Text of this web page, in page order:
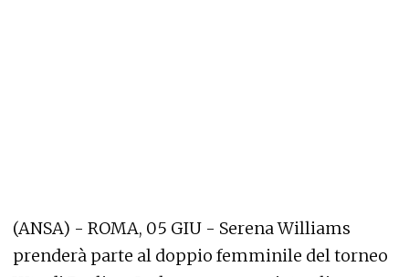
(ANSA) - ROMA, 05 GIU - Serena Williams
prenderà parte al doppio femminile del torneo